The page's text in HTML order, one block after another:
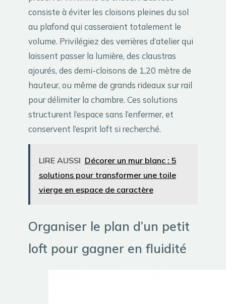
consiste à éviter les cloisons pleines du sol
au plafond qui casseraient totalement le
volume. Privilégiez des verrières d’atelier qui
laissent passer la lumière, des claustras
ajourés, des demi-cloisons de 1,20 mètre de
hauteur, ou même de grands rideaux sur rail
pour délimiter la chambre. Ces solutions
structurent l’espace sans l’enfermer, et
conservent l’esprit loft si recherché.
LIRE AUSSI Décorer un mur blanc : 5
solutions pour transformer une toile
vierge en espace de caractère
Organiser le plan d’un petit
loft pour gagner en fluidité